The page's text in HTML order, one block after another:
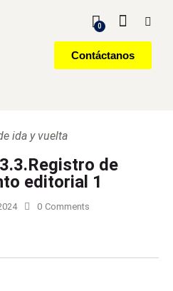
0
Contáctanos
ida y vuelta
de
editorial 1
0 Comments